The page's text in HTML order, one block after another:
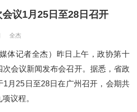
议1月25日至28日召开
全杰
记者全杰）昨日上午，政协第十
会议新闻发布会召开。据悉，省政
1月25日至28日在广州召开，会期共
议程。